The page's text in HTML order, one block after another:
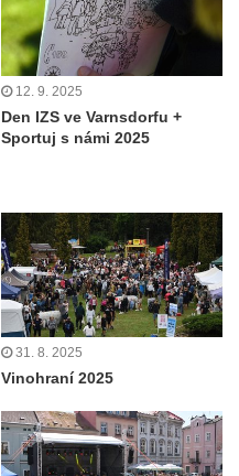
12. 9. 2025
Den IZS ve Varnsdorfu +
Sportuj s námi 2025
31. 8. 2025
Vinohraní 2025